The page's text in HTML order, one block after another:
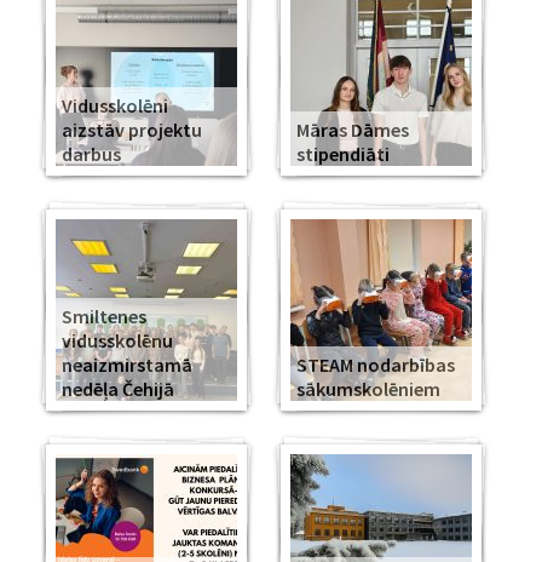
Vidusskolēni
aizstāv projektu
darbus
Māras Dāmes
stipendiāti
Smiltenes
vidusskolēnu
neaizmirstamā
nedēļa Čehijā
STEAM nodarbības
sākumskolēniem